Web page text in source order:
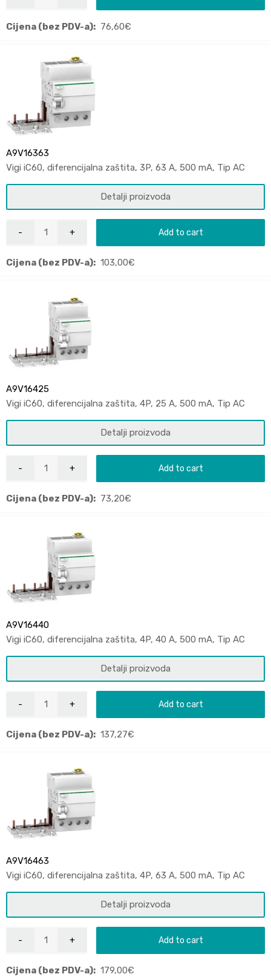
Cijena (bez PDV-a): 76,60€
A9V16363
Vigi iC60, diferencijalna zaštita, 3P, 63 A, 500 mA, Tip AC
Detalji proizvoda
Add to cart
Cijena (bez PDV-a): 103,00€
A9V16425
Vigi iC60, diferencijalna zaštita, 4P, 25 A, 500 mA, Tip AC
Detalji proizvoda
Add to cart
Cijena (bez PDV-a): 73,20€
A9V16440
Vigi iC60, diferencijalna zaštita, 4P, 40 A, 500 mA, Tip AC
Detalji proizvoda
Add to cart
Cijena (bez PDV-a): 137,27€
A9V16463
Vigi iC60, diferencijalna zaštita, 4P, 63 A, 500 mA, Tip AC
Detalji proizvoda
Add to cart
Cijena (bez PDV-a): 179,00€